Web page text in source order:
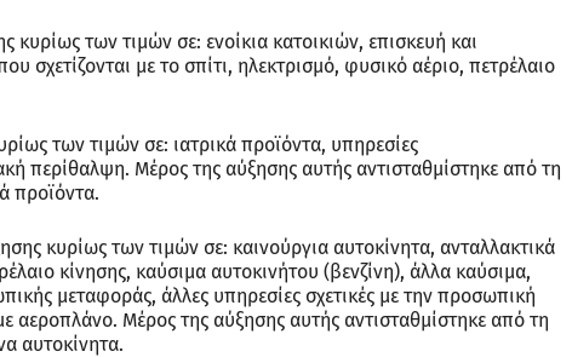
των τιμών σε: ενοίκια κατοικιών, επισκευή και
σχετίζονται με το σπίτι, ηλεκτρισμό, φυσικό αέριο, πετρέλαιο
των τιμών σε: ιατρικά προϊόντα, υπηρεσίες
περίθαλψη. Μέρος της αύξησης αυτής αντισταθμίστηκε από τη
προϊόντα.
κυρίως των τιμών σε: καινούργια αυτοκίνητα, ανταλλακτικά
κίνησης, καύσιμα αυτοκινήτου (βενζίνη), άλλα καύσιμα,
μεταφοράς, άλλες υπηρεσίες σχετικές με την προσωπική
αεροπλάνο. Μέρος της αύξησης αυτής αντισταθμίστηκε από τη
αυτοκίνητα.